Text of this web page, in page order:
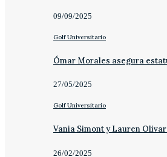
09/09/2025
Golf Universitario
Ómar Morales asegura
27/05/2025
Golf Universitario
Vania Simont y Lauren
26/02/2025